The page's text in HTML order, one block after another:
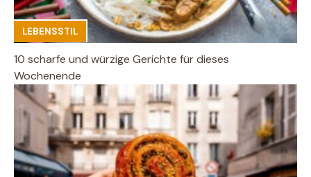
LEBENSSTIL
10 scharfe und würzige Gerichte für dieses
Wochenende